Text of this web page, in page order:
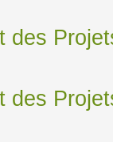
des
des